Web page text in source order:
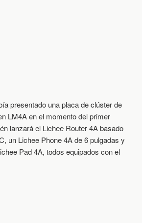
presentado una placa de clúster de
LM4A en el momento del primer
lanzará el Lichee Router 4A basado
un Lichee Phone 4A de 6 pulgadas y
Pad 4A, todos equipados con el